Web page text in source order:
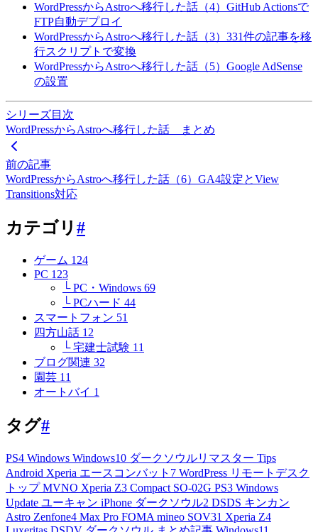
WordPressからAstroへ移行した話（4）GitHub Actionsで
FTP自動デプロイ
WordPressからAstroへ移行した話（3）331件の記事を移
行スクリプトで変換
WordPressからAstroへ移行した話（5）Google AdSense
の設置
シリーズ目次
WordPressからAstroへ移行した話 まとめ
前の記事
WordPressからAstroへ移行した話（6）GA4設定とView
Transitions対応
カテゴリ #
ゲーム 124
PC 123
└ PC・Windows 69
└ PCハード 44
スマートフォン 51
四方山話 12
└ 宅建士試験 11
ブログ関連 32
園芸 11
オートバイ 1
タグ#
PS4 Windows Windows10 ダークソウルリマスター Tips
Android Xperia エースコンバット7 WordPress リモートデスク
トップMVNO Xperia Z3 Compact SO-02G PS3 Windows
Update ユーキャン iPhone ダークソウル2 DSDS キンカン
Astro Zenfone4 Max Pro FOMA mineo SOV31 Xperia Z4